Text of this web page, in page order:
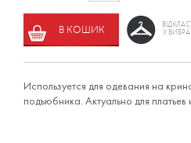
В КОШИК У
Используется для одевания на
подъюбника. Актуально для платьев